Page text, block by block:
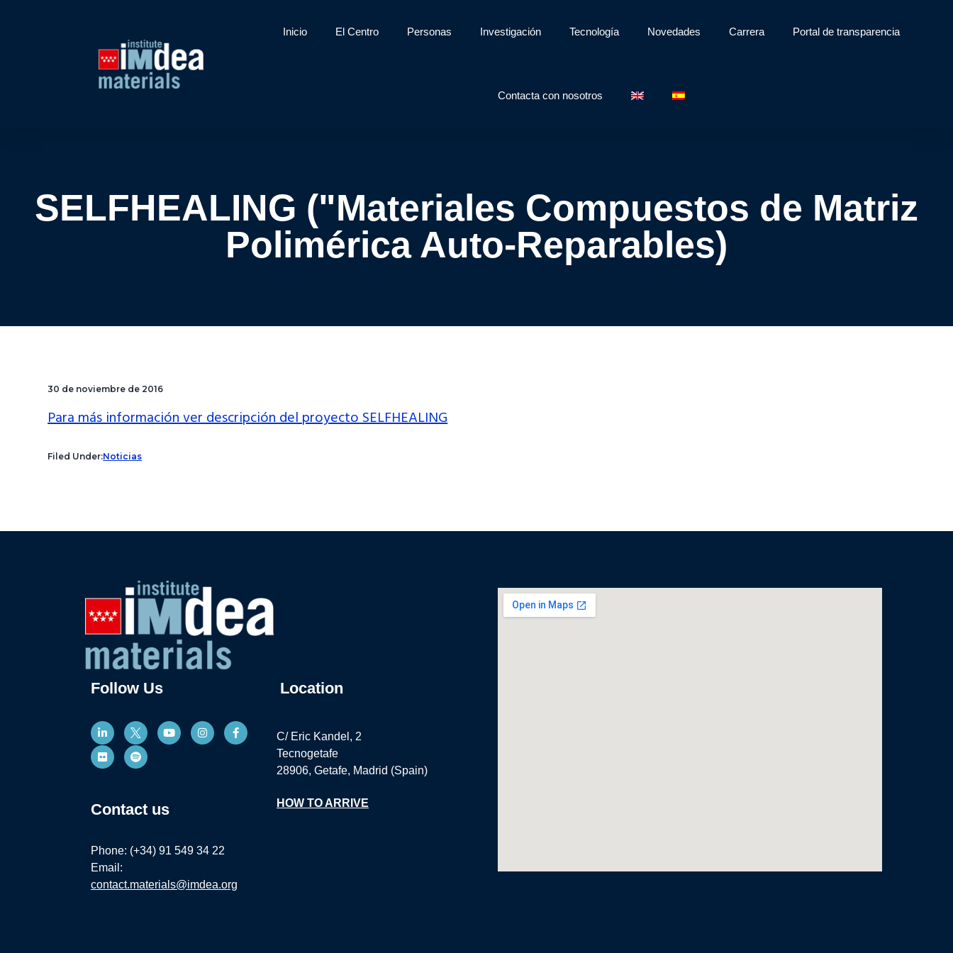
Inicio El Centro Personas Investigación Tecnología Novedades Carrera Portal de transparencia
Contacta con nosotros
SELFHEALING ("Materiales Compuestos de Matriz
Polimérica Auto-Reparables)
30 de noviembre de 2016
Para más información ver descripción del proyecto SELFHEALING
Filed Under:Noticias
Follow Us
Contact us
Phone: (+34) 91 549 34 22
Email:
contact.materials@imdea.org
Location
C/ Eric Kandel, 2
Tecnogetafe
28906, Getafe, Madrid (Spain)
HOW TO ARRIVE